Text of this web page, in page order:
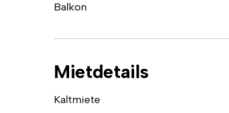
Balkon
Mietdetails
Kaltmiete